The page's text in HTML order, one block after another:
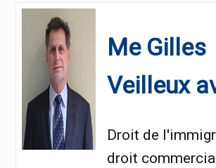
Me Gilles
Veilleux
Droit de
droit